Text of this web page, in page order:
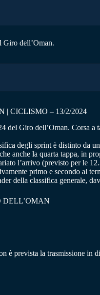
Giro dell’Oman.
| CICLISMO – 13/2/2024
del Giro dell’Oman. Corsa
degli sprint è distinto da
anche la quarta tappa,
l’arrivo (previsto per le
primo e secondo al
della classifica generale,
prevista la trasmissione in